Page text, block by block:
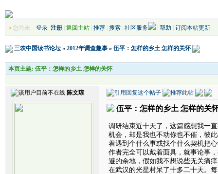
»您尚未 登录 注册| 返回主站| 推荐| 搜索| 社区服务 | 帮助 订阅本帖更新
三农中国读书论坛» 2012年调查趣事» 伍平：怎样的乡土 怎样的关怀
本页主题: 伍平：怎样的乡土 怎样的关怀
陈文琼
伍平：怎样的乡土 怎样的关
调研结束近十天了，这篇感想我一
机会，却是我也不动你也不催，彼
着遇到个什么事或找个什么契机把
作者完全可以戴着面具，就事论事
避的余地，假如我不想说些无关痛
在武汉的光星村呆了十多二十天。